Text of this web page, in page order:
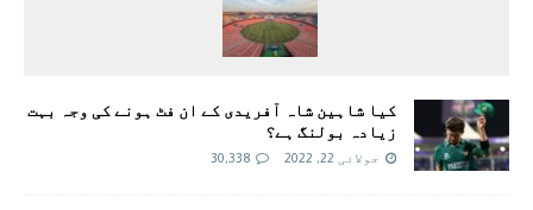
کیا شاہین شاہ آفریدی کے ان فٹ ہونے کی وجہ بہت
زیادہ بولنگ ہے؟
جولائی 22, 2022 30,338